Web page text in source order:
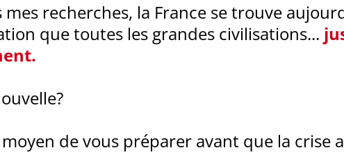
mes recherches, la France se trouve
que toutes les grandes civilisations...
de vous préparer avant que la crise